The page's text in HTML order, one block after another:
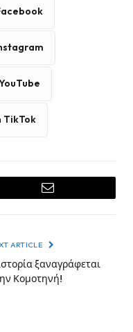
TikTok
Email
ARTICLE
ξαναγράφεται
Κομοτηνή!